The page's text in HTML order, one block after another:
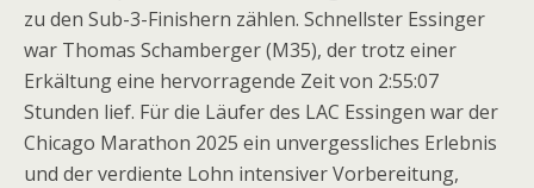
zu den Sub-3-Finishern zählen. Schnellster Essinger
war Thomas Schamberger (M35), der trotz einer
Erkältung eine hervorragende Zeit von 2:55:07
Stunden lief. Für die Läufer des LAC Essingen war der
Chicago Marathon 2025 ein unvergessliches Erlebnis
und der verdiente Lohn intensiver Vorbereitung,